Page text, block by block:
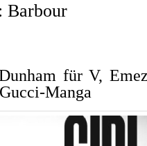
Barbour
für V,
Manga